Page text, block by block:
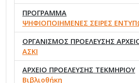
ΠΡΟΓΡΑΜΜΑ
ΨΗΦΙΟΠΟΙΗΜΕΝΕΣ ΣΕΙΡΕΣ
ΟΡΓΑΝΙΣΜΟΣ ΠΡΟΕΛΕΥΣΗΣ
ΑΣΚΙ
ΑΡΧΕΙΟ ΠΡΟΕΛΕΥΣΗΣ ΤΕΚΜΗΡΙΟΥ
Βιβλιοθήκη